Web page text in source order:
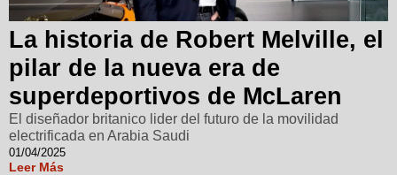
La historia de Robert Melville, el
pilar de la nueva era de
superdeportivos de McLaren
El diseñador britanico lider del futuro de la movilidad
electrificada en Arabia Saudi
01/04/2025
Leer Más